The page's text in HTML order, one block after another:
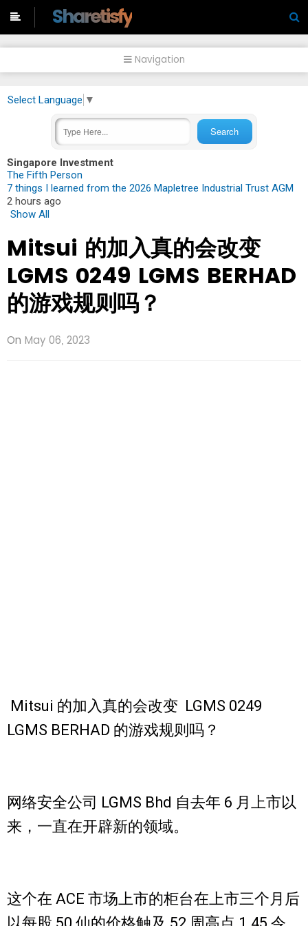
Sharetisfy
Navigation
Select Language ▼
Singapore Investment
The Fifth Person
7 things I learned from the 2026 Mapletree Industrial Trust AGM
2 hours ago
Show All
Mitsui 的加入真的会改变
LGMS 0249 LGMS BERHAD
的游戏规则吗？
On May 06, 2023
Mitsui 的加入真的会改变 LGMS 0249
LGMS BERHAD 的游戏规则吗？
网络安全公司 LGMS Bhd 自去年 6 月上市以
来，一直在开辟新的领域。
这个在 ACE 市场上市的柜台在上市三个月后